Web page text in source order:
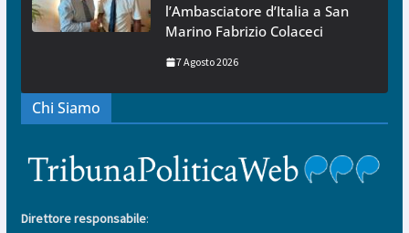
l’Ambasciatore d’Italia a San
Marino Fabrizio Colaceci
7 Agosto 2026
Chi Siamo
Direttore responsabile: